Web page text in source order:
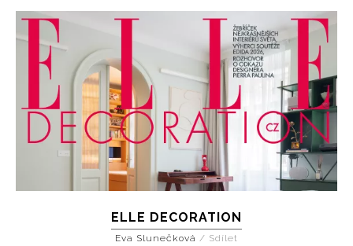
ELLE DECORATION
Eva Slunečková / Sdílet